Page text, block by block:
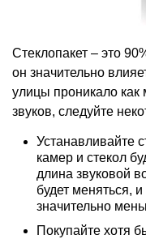
Стеклопакет – это
он значительно
улицы проникало
звуков, следуйте
Устанавливайте
камер и стекол
длина звуковой
будет меняться,
значительно
Покупайте хотя